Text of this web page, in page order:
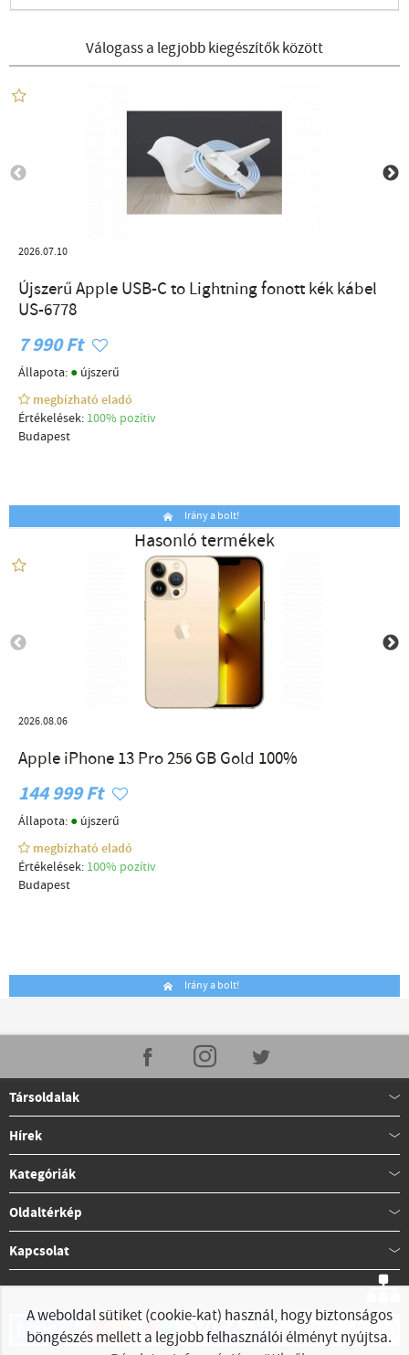
Válogass a legjobb kiegészítők között
2026.07.10
Újszerű Apple USB-C to Lightning fonott kék kábel
US-6778
7 990 Ft
Állapota: ● újszerű
megbízható eladó
Értékelések: 100% pozítiv
Budapest
Irány a bolt!
Hasonló termékek
2026.08.06
Apple iPhone 13 Pro 256 GB Gold 100%
144 999 Ft
Állapota: ● újszerű
megbízható eladó
Értékelések: 100% pozítiv
Budapest
Irány a bolt!
Társoldalak
Hírek
Kategóriák
Oldaltérkép
Kapcsolat
A weboldal sütiket (cookie-kat) használ, hogy biztonságos
böngészés mellett a legjobb felhasználói élményt nyújtsa.